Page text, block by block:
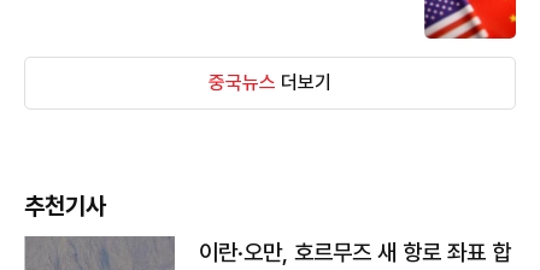
중국뉴스 더보기
추천기사
이란·오만, 호르무즈 새 항로 좌표 합